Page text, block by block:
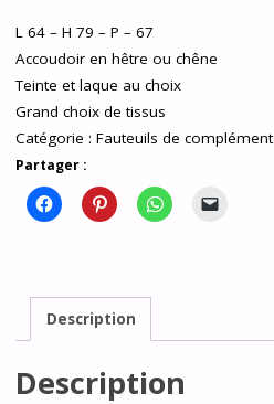
L 64 – H 79 – P – 67
Accoudoir en hêtre ou chêne
Teinte et laque au choix
Grand choix de tissus
Catégorie : Fauteuils de complément
Partager :
Description
Description